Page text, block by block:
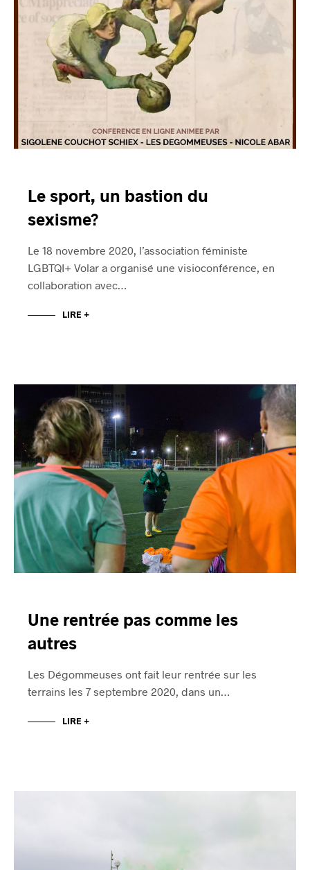
Le sport, un bastion du
sexisme?
Le 18 novembre 2020, l’association féministe
LGBTQI+ Volar a organisé une visioconférence, en
collaboration avec…
LIRE +
Une rentrée pas comme les
autres
Les Dégommeuses ont fait leur rentrée sur les
terrains les 7 septembre 2020, dans un…
LIRE +